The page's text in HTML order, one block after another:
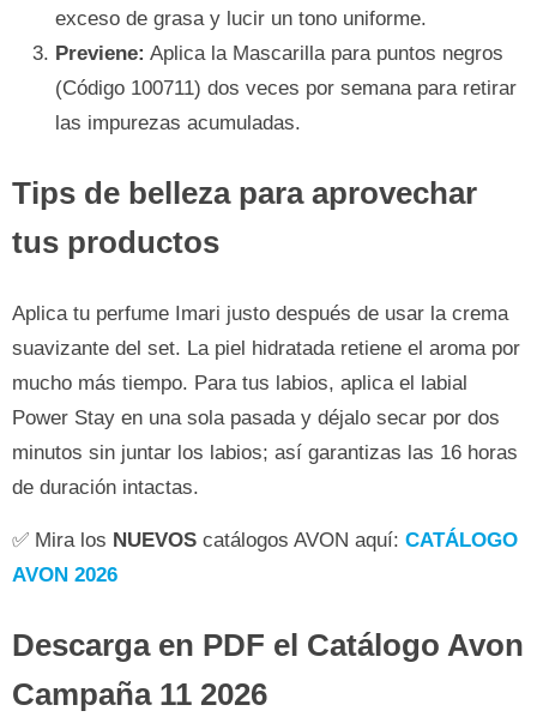
exceso de grasa y lucir un tono uniforme.
Previene: Aplica la Mascarilla para puntos negros
(Código 100711) dos veces por semana para retirar
las impurezas acumuladas.
Tips de belleza para aprovechar
tus productos
Aplica tu perfume Imari justo después de usar la crema
suavizante del set. La piel hidratada retiene el aroma por
mucho más tiempo. Para tus labios, aplica el labial
Power Stay en una sola pasada y déjalo secar por dos
minutos sin juntar los labios; así garantizas las 16 horas
de duración intactas.
✅ Mira los NUEVOS catálogos AVON aquí: CATÁLOGO
AVON 2026
Descarga en PDF el Catálogo Avon
Campaña 11 2026